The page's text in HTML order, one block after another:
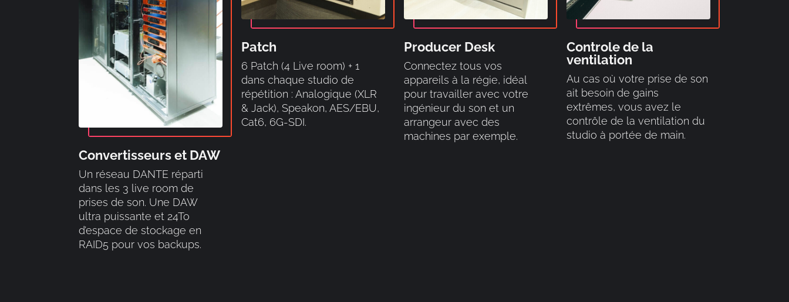
Convertisseurs et DAW
Un réseau DANTE réparti
dans les 3 live room de
prises de son. Une DAW
ultra puissante et 24To
d’espace de stockage en
RAID5 pour vos backups.
Patch
6 Patch (4 Live room) + 1
dans chaque studio de
répétition : Analogique (XLR
& Jack), Speakon, AES/EBU,
Cat6, 6G-SDI.
Producer Desk
Connectez tous vos
appareils à la régie, idéal
pour travailler avec votre
ingénieur du son et un
arrangeur avec des
machines par exemple.
Controle de la
ventilation
Au cas où votre prise de son
ait besoin de gains
extrêmes, vous avez le
contrôle de la ventilation du
studio à portée de main.